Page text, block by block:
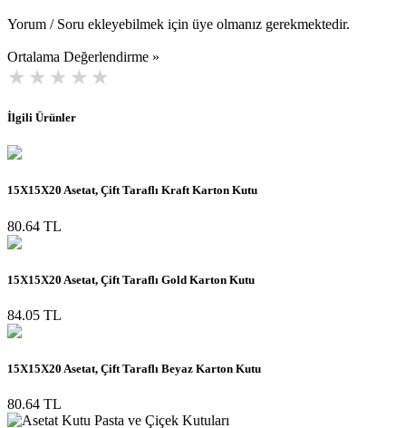
Yorum / Soru ekleyebilmek için üye olmanız gerekmektedir.
Ortalama Değerlendirme »
İlgili Ürünler
15X15X20 Asetat, Çift Taraflı Kraft Karton Kutu
80.64 TL
15X15X20 Asetat, Çift Taraflı Gold Karton Kutu
84.05 TL
15X15X20 Asetat, Çift Taraflı Beyaz Karton Kutu
80.64 TL